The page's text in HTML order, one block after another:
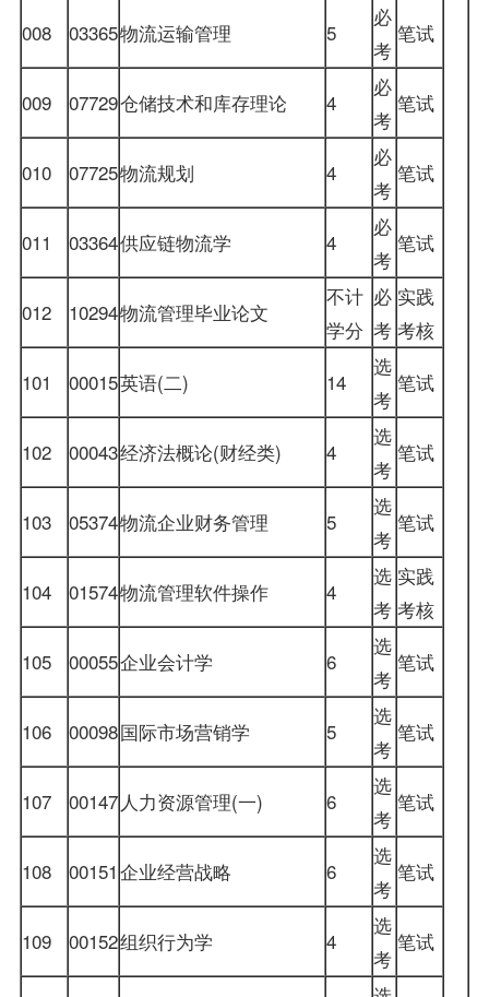
008 03365物流运输管理 5
必
考
笔试
009 07729仓储技术和库存理论 4
必
考
笔试
010 07725物流规划 4
必
考
笔试
011 03364供应链物流学 4
必
考
笔试
012 10294物流管理毕业论文
不计
学分
必
考
实践
考核
101
00015英语(二) 14
选
考
笔试
102 00043经济法概论(财经类) 4
选
考
笔试
103 05374物流企业财务管理 5
选
考
笔试
104 01574物流管理软件操作 4
选
考
实践
考核
105
00055企业会计学 6
选
考
笔试
106 00098国际市场营销学 5
选
考
笔试
107 00147 人力资源管理(一) 6
选
考
笔试
108 00151 企业经营战略 6
选
考
笔试
109 00152组织行为学 4
选
考
笔试